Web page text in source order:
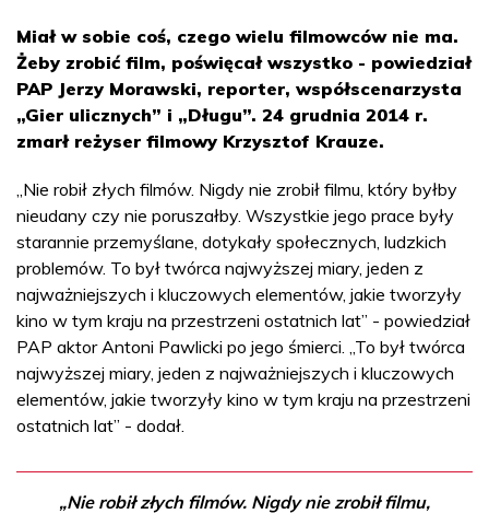
Miał w sobie coś, czego wielu filmowców nie ma.
Żeby zrobić film, poświęcał wszystko - powiedział
PAP Jerzy Morawski, reporter, współscenarzysta
„Gier ulicznych” i „Długu”. 24 grudnia 2014 r.
zmarł reżyser filmowy Krzysztof Krauze.
„Nie robił złych filmów. Nigdy nie zrobił filmu, który byłby
nieudany czy nie poruszałby. Wszystkie jego prace były
starannie przemyślane, dotykały społecznych, ludzkich
problemów. To był twórca najwyższej miary, jeden z
najważniejszych i kluczowych elementów, jakie tworzyły
kino w tym kraju na przestrzeni ostatnich lat” - powiedział
PAP aktor Antoni Pawlicki po jego śmierci. „To był twórca
najwyższej miary, jeden z najważniejszych i kluczowych
elementów, jakie tworzyły kino w tym kraju na przestrzeni
ostatnich lat” - dodał.
„Nie robił złych filmów. Nigdy nie zrobił filmu,